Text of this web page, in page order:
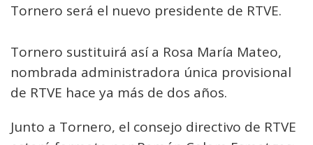
Tornero será el nuevo presidente de RTVE.
Tornero sustituirá así a Rosa María Mateo,
nombrada administradora única provisional
de RTVE hace ya más de dos años.
Junto a Tornero, el consejo directivo de RTVE